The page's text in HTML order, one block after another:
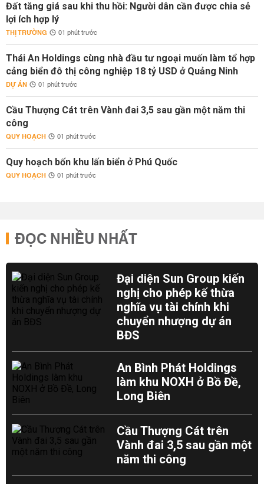
Đất tăng giá sau khi thu hồi: Người dân cần được chia sẻ
lợi ích hợp lý
THỊ TRƯỜNG 01 phút trước
Thái An Holdings cùng nhà đầu tư ngoại muốn làm tổ hợp
cảng biển đô thị công nghiệp 18 tỷ USD ở Quảng Ninh
DỰ ÁN 01 phút trước
Cầu Thượng Cát trên Vành đai 3,5 sau gần một năm thi
công
QUY HOẠCH 01 phút trước
Quy hoạch bốn khu lấn biển ở Phú Quốc
QUY HOẠCH 01 phút trước
ĐỌC NHIỀU NHẤT
Đại diện Sun Group kiến
nghị cho phép kế thừa
nghĩa vụ tài chính khi
chuyển nhượng dự án
BĐS
An Bình Phát Holdings
làm khu NOXH ở Bồ Đề,
Long Biên
Cầu Thượng Cát trên
Vành đai 3,5 sau gần một
năm thi công